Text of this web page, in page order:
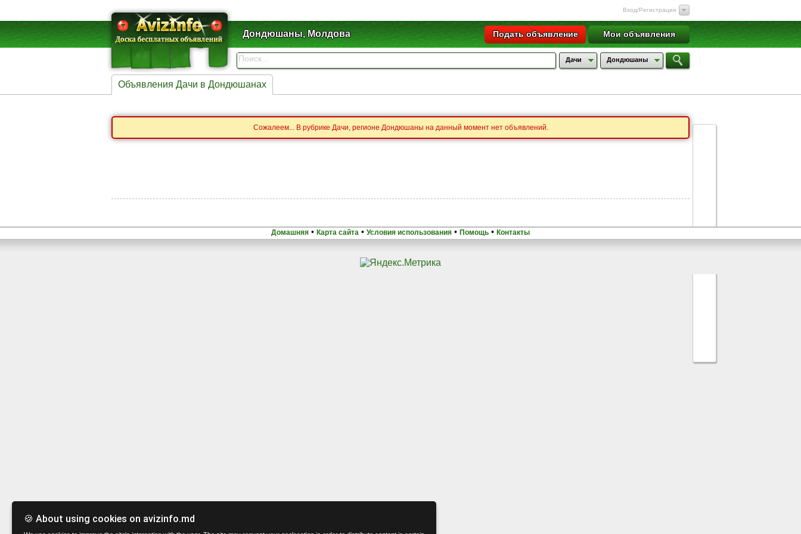
Вход/Регистрация
Дондюшаны, Молдова Мои объявления
Подать объявление
Дачи Дондюшаны
Объявления Дачи в Дондюшанах
Сожалеем... В рубрике Дачи, регионе Дондюшаны на данный момент нет объявлений.
Домашняя • Карта сайта • Условия использования • Помощь • Контакты
🍪 About using cookies on avizinfo.md